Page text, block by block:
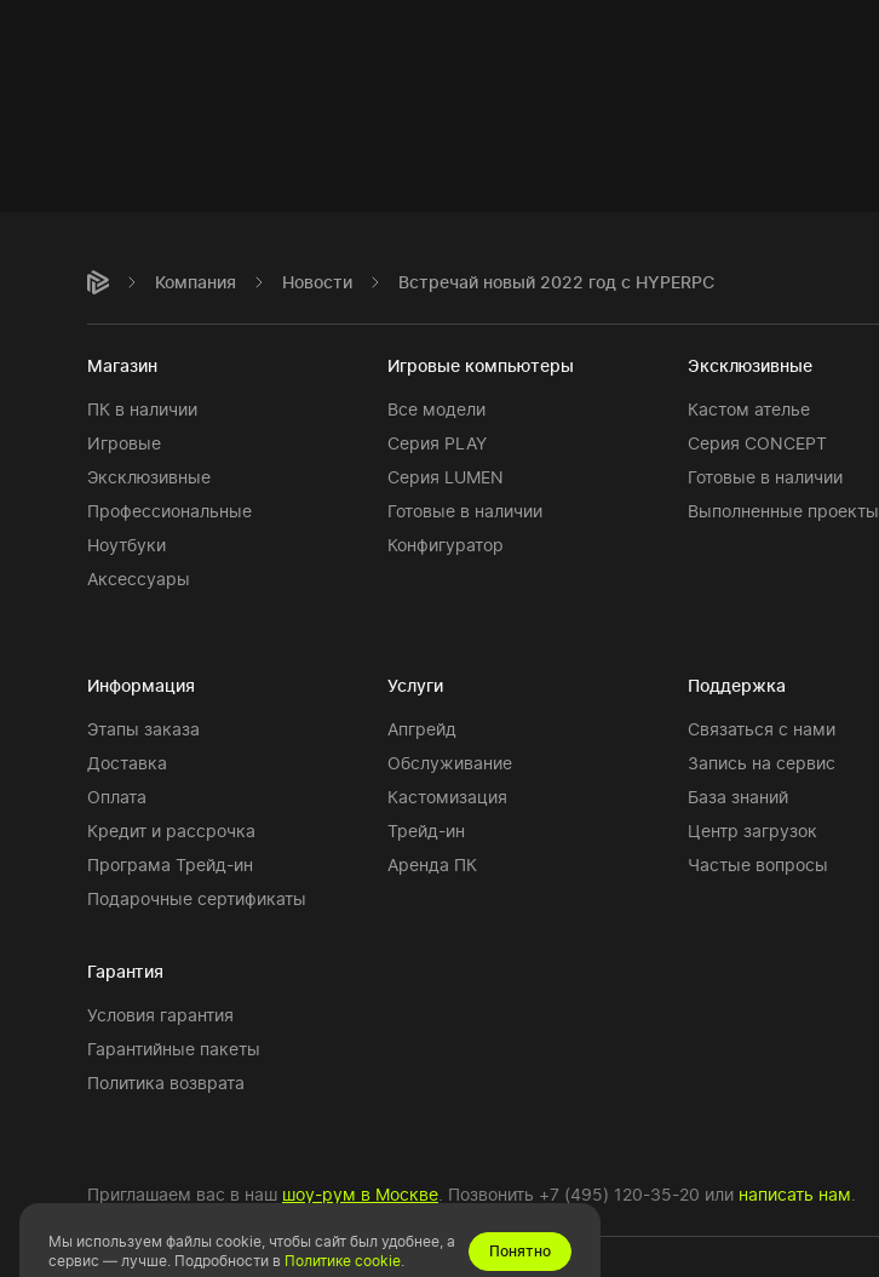
Компания Новости Встречай новый 2022 год с HYPERPC
Магазин
ПК в наличии
Игровые
Эксклюзивные
Профессиональные
Ноутбуки
Аксессуары
Игровые компьютеры
Все модели
Серия PLAY
Серия LUMEN
Готовые в наличии
Конфигуратор
Эксклюзивные
Кастом ателье
Серия CONCEPT
Готовые в наличии
Выполненные проекты
Информация
Этапы заказа
Доставка
Оплата
Кредит и рассрочка
Програма Трейд-ин
Подарочные сертификаты
Гарантия
Условия гарантия
Гарантийные пакеты
Политика возврата
Услуги
Апгрейд
Обслуживание
Кастомизация
Трейд-ин
Аренда ПК
Поддержка
Связаться с нами
Запись на сервис
База знаний
Центр загрузок
Частые вопросы
Приглашаем вас в наш шоу-рум в Москве . Позвонить +7 (495) 120-35-20 или написать нам
Мы используем файлы cookie, чтобы сайт был удобнее, а
сервис — лучше. Подробности в Политике cookie.
Понятно